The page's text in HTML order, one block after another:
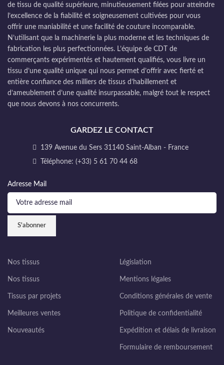
de tissu de qualité supérieure, minutieusement filées pour atteindre
l’excellence de la fiabilité et soigneusement cultivées pour vous
offrir une maniabilité et une facilité de couture incomparable.
N’utilisant que la machinerie la plus moderne et les techniques de
fabrication les plus perfectionnées. L’équipe de CDT de
commerçants expérimentés et hautement qualifiés, vous livre un
tissu d’une qualité unique qui nous permet d’offrir avec fierté et
entière confiance des milliers de tissus d’habillement et
d’ameublement d’une qualité insurpassable, malgré tout le respect
que nous devons à nos concurrents.
GARDEZ LE CONTACT
139 Avenue du Sers 31140 Saint-Alban - France
Téléphone: (+33) 5 61 70 44 68
Adresse Mail
Nos tissus
Nos tissus
Tissus par projets
Meilleures ventes
Nouveautés
Législation
Mentions légales
Conditions générales de vente
Politique de confidentialité
Expédition et délais de livraison
Formulaire de remboursement